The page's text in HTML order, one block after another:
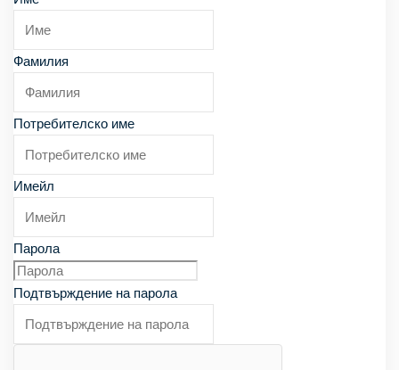
Фамилия
Потребителско име
Имейл
Парола
Подтвърждение на парола
поверителност.